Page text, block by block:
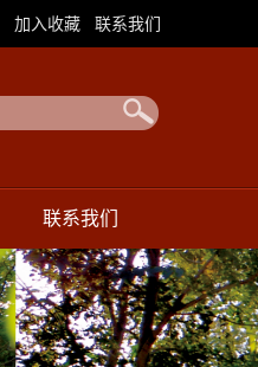
加入收藏 联系我们
联系我们